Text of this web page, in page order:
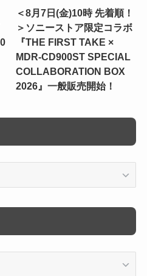
＜8月7日(金)10時 先着順！
＞ソニーストア限定コラボ
『THE FIRST TAKE ×
MDR-CD900ST SPECIAL
COLLABORATION BOX
2026』一般販売開始！